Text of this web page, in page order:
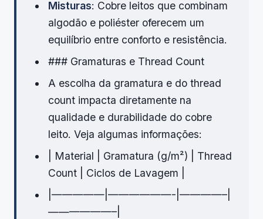
Misturas: Cobre leitos que combinam
algodão e poliéster oferecem um
equilíbrio entre conforto e resistência.
### Gramaturas e Thread Count
A escolha da gramatura e do thread
count impacta diretamente na
qualidade e durabilidade do cobre
leito. Veja algumas informações:
| Material | Gramatura (g/m²) | Thread
Count | Ciclos de Lavagem |
|—————|——————-|————–|
——————–|